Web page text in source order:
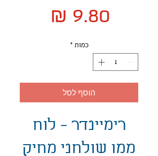
כמות *
הוסף לסל
רימיינדר - לוח
ממו שולחני מחיק